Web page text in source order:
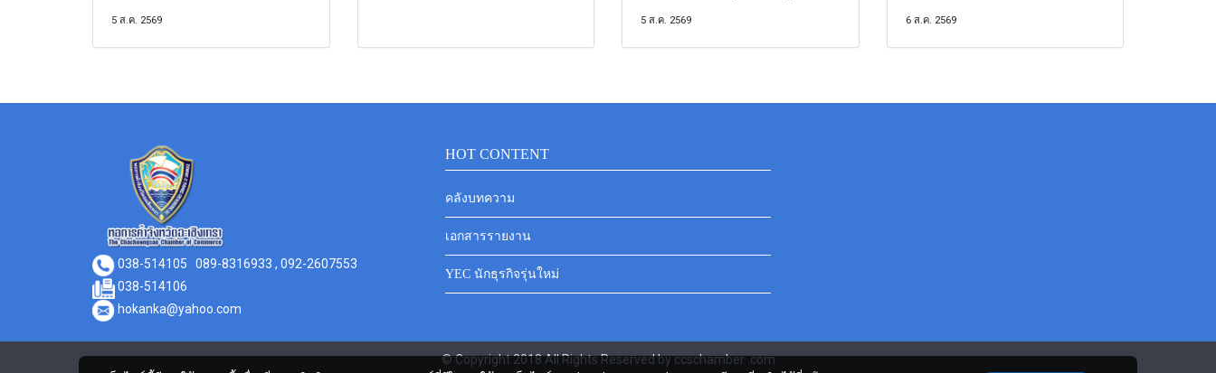
5 ส.ค. 2569 5 ส.ค. 2569 6 ส.ค. 2569
038-514105 089-8316933 , 092-2607553
038-514106
hokanka@yahoo.com
HOT CONTENT
คลังบทความ
เอกสารรายงาน
YEC นักธุรกิจรุ่นใหม่
© Copyright 2018 All Rights Reserved by ccschamber .com